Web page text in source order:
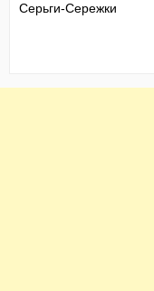
Серьги-Сережки